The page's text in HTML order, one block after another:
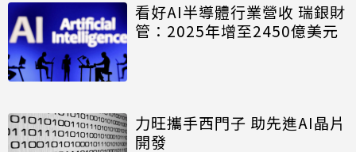
看好AI半導體行業營收 瑞銀財
管：2025年增至2450億美元
力旺攜手西門子 助先進AI晶片
開發